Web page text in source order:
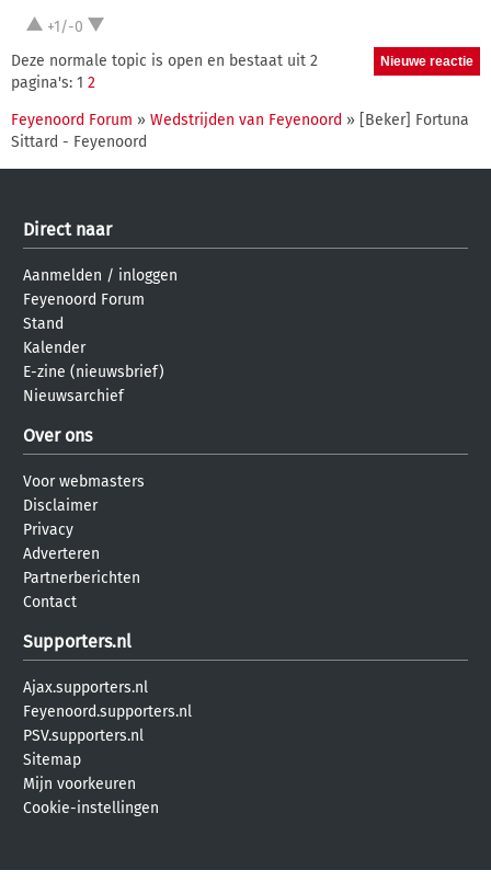
+1/-0
Deze normale topic is open en bestaat uit 2
pagina's: 1 2
Feyenoord Forum » Wedstrijden van Feyenoord » [Beker] Fortuna
Sittard - Feyenoord
Direct naar
Aanmelden / inloggen
Feyenoord Forum
Stand
Kalender
E-zine (nieuwsbrief)
Nieuwsarchief
Over ons
Voor webmasters
Disclaimer
Privacy
Adverteren
Partnerberichten
Contact
Supporters.nl
Ajax.supporters.nl
Feyenoord.supporters.nl
PSV.supporters.nl
Sitemap
Mijn voorkeuren
Cookie-instellingen